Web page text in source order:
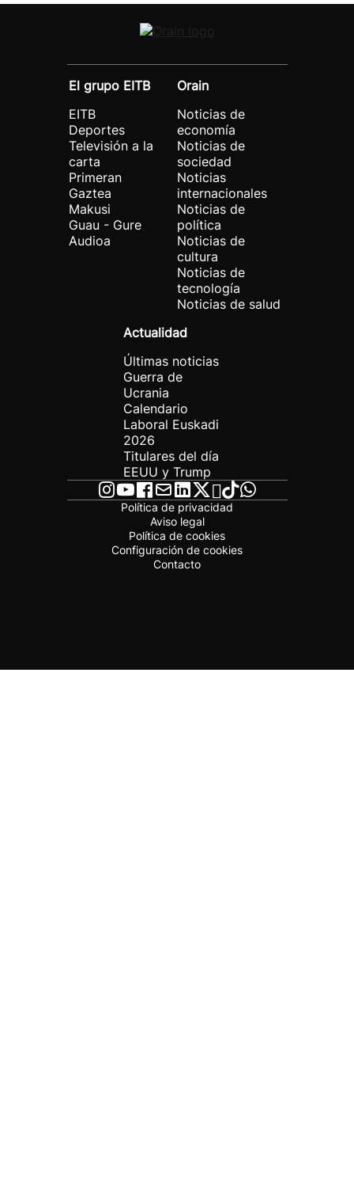
El grupo EITB
EITB
Deportes
Televisión a la
carta
Primeran
Gaztea
Makusi
Guau - Gure
Audioa
Orain
Noticias de
economía
Noticias de
sociedad
Noticias
internacionales
Noticias de
política
Noticias de
cultura
Noticias de
tecnología
Noticias de salud
Actualidad
Últimas noticias
Guerra de
Ucrania
Calendario
Laboral Euskadi
2026
Titulares del día
EEUU y Trump
Política de privacidad
Aviso legal
Política de cookies
Configuración de cookies
Contacto